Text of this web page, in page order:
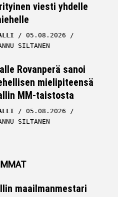
viesti yhdelle
05.08.2026
SILTANEN
Rovanperä sanoi
mielipiteensä
MM-taistosta
05.08.2026
SILTANEN
maailmanmestari